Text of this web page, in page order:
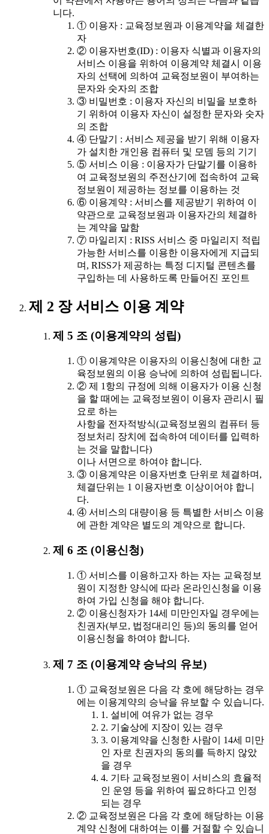
니다.
① 이용자 : 교육정보원과 이용계약을 체결한
자
② 이용자번호(ID) : 이용자 식별과 이용자의
서비스 이용을 위하여 이용계약 체결시 이용
자의 선택에 의하여 교육정보원이 부여하는
문자와 숫자의 조합
③ 비밀번호 : 이용자 자신의 비밀을 보호하
기 위하여 이용자 자신이 설정한 문자와 숫자
의 조합
④ 단말기 : 서비스 제공을 받기 위해 이용자
가 설치한 개인용 컴퓨터 및 모뎀 등의 기기
⑤ 서비스 이용 : 이용자가 단말기를 이용하
여 교육정보원의 주전산기에 접속하여 교육
정보원이 제공하는 정보를 이용하는 것
⑥ 이용계약 : 서비스를 제공받기 위하여 이
약관으로 교육정보원과 이용자간의 체결하
는 계약을 말함
⑦ 마일리지 : RISS 서비스 중 마일리지 적립
가능한 서비스를 이용한 이용자에게 지급되
며, RISS가 제공하는 특정 디지털 콘텐츠를
구입하는 데 사용하도록 만들어진 포인트
제 2 장 서비스 이용 계약
제 5 조 (이용계약의 성립)
① 이용계약은 이용자의 이용신청에 대한 교
육정보원의 이용 승낙에 의하여 성립됩니다.
② 제 1항의 규정에 의해 이용자가 이용 신청
을 할 때에는 교육정보원이 이용자 관리시 필
요로 하는
사항을 전자적방식(교육정보원의 컴퓨터 등
정보처리 장치에 접속하여 데이터를 입력하
는 것을 말합니다)
이나 서면으로 하여야 합니다.
③ 이용계약은 이용자번호 단위로 체결하며,
체결단위는 1 이용자번호 이상이어야 합니
다.
④ 서비스의 대량이용 등 특별한 서비스 이용
에 관한 계약은 별도의 계약으로 합니다.
제 6 조 (이용신청)
① 서비스를 이용하고자 하는 자는 교육정보
원이 지정한 양식에 따라 온라인신청을 이용
하여 가입 신청을 해야 합니다.
② 이용신청자가 14세 미만인자일 경우에는
친권자(부모, 법정대리인 등)의 동의를 얻어
이용신청을 하여야 합니다.
제 7 조 (이용계약 승낙의 유보)
① 교육정보원은 다음 각 호에 해당하는 경우
에는 이용계약의 승낙을 유보할 수 있습니다.
1. 설비에 여유가 없는 경우
2. 기술상에 지장이 있는 경우
3. 이용계약을 신청한 사람이 14세 미만
인 자로 친권자의 동의를 득하지 않았
을 경우
4. 기타 교육정보원이 서비스의 효율적
인 운영 등을 위하여 필요하다고 인정
되는 경우
② 교육정보원은 다음 각 호에 해당하는 이용
계약 신청에 대하여는 이를 거절할 수 있습니